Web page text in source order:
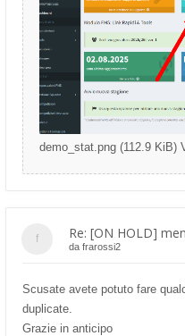
demo_stat.png (112.9 KiB)
Re: [ON HOLD]
da frarossi2
Scusate avete potuto fare
duplicate.
Grazie in anticipo